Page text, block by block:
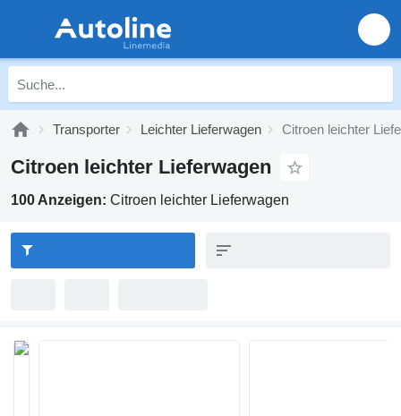
Transporter Leichter Lieferwagen Citroen leichter
Citroen leichter Lieferwagen
100 Anzeigen: Citroen leichter Lieferwagen